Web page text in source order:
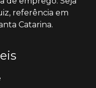
referência em
Catarina.